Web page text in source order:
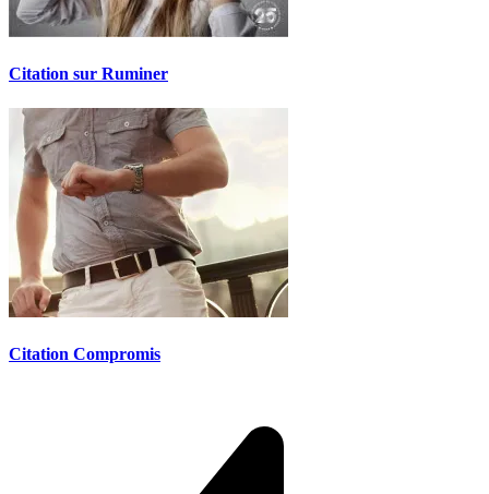
Citation sur Ruminer
Citation Compromis